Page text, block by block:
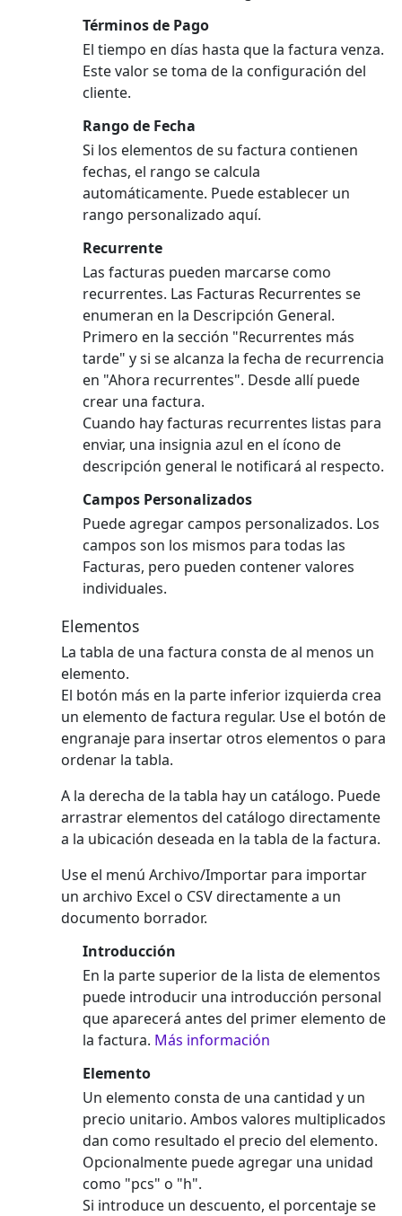
Términos de Pago
El tiempo en días hasta que la factura venza.
Este valor se toma de la configuración del
cliente.
Rango de Fecha
Si los elementos de su factura contienen
fechas, el rango se calcula
automáticamente. Puede establecer un
rango personalizado aquí.
Recurrente
Las facturas pueden marcarse como
recurrentes. Las Facturas Recurrentes se
enumeran en la Descripción General.
Primero en la sección "Recurrentes más
tarde" y si se alcanza la fecha de recurrencia
en "Ahora recurrentes". Desde allí puede
crear una factura.
Cuando hay facturas recurrentes listas para
enviar, una insignia azul en el ícono de
descripción general le notificará al respecto.
Campos Personalizados
Puede agregar campos personalizados. Los
campos son los mismos para todas las
Facturas, pero pueden contener valores
individuales.
Elementos
La tabla de una factura consta de al menos un
elemento.
El botón más en la parte inferior izquierda crea
un elemento de factura regular. Use el botón de
engranaje para insertar otros elementos o para
ordenar la tabla.
A la derecha de la tabla hay un catálogo. Puede
arrastrar elementos del catálogo directamente
a la ubicación deseada en la tabla de la factura.
Use el menú Archivo/Importar para importar
un archivo Excel o CSV directamente a un
documento borrador.
Introducción
En la parte superior de la lista de elementos
puede introducir una introducción personal
que aparecerá antes del primer elemento de
la factura. Más información
Elemento
Un elemento consta de una cantidad y un
precio unitario. Ambos valores multiplicados
dan como resultado el precio del elemento.
Opcionalmente puede agregar una unidad
como "pcs" o "h".
Si introduce un descuento, el porcentaje se